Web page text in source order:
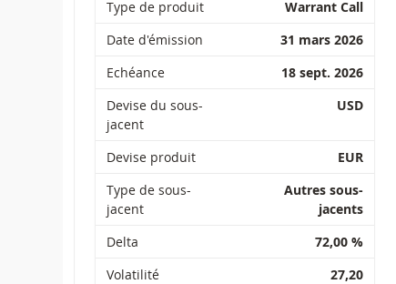
Type de produit
Warrant Call
Date d'émission
31 mars 2026
Echéance
18 sept. 2026
Devise du sous-
jacent
USD
Devise produit
EUR
Type de sous-
jacent
Autres sous-
jacents
Delta
72,00 %
Volatilité
27,20